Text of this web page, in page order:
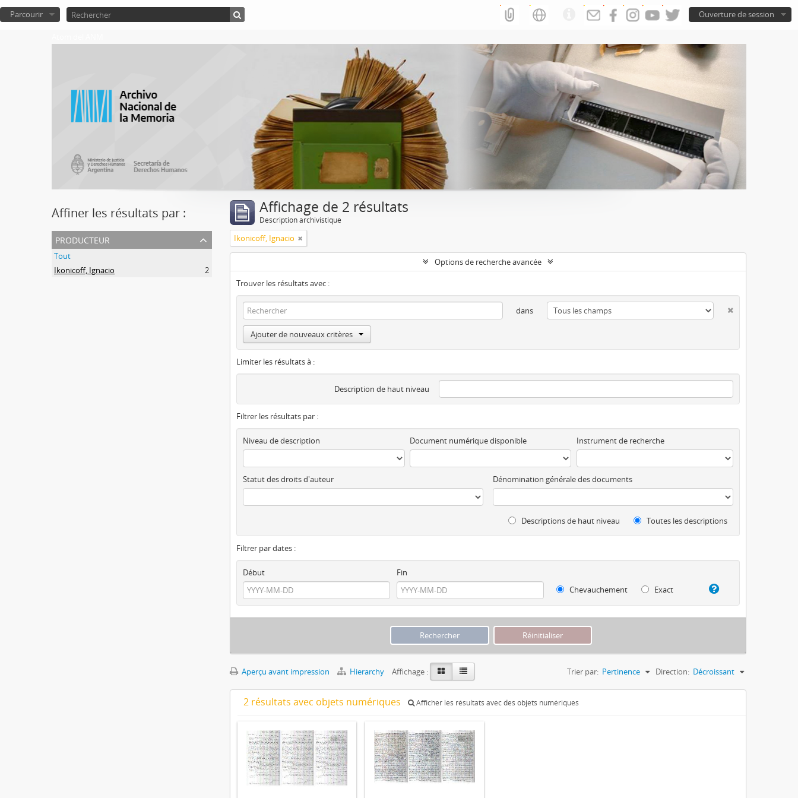
Ouverture de session
Parcourir
Affiner les résultats par :
producteur
Tout
Ikonicoff, Ignacio
2
Affichage de 2 résultats
Description archivistique
Ikonicoff, Ignacio
Options de recherche avancée
Trouver les résultats avec :
dans
Ajouter de nouveaux critères
Limiter les résultats à :
Description de haut niveau
Filtrer les résultats par :
Niveau de description Document numérique disponible Instrument de recherche
Statut des droits d'auteur Dénomination générale des documents
Descriptions de haut niveau Toutes les descriptions
Filtrer par dates :
Début
Fin
Chevauchement
Exact
Aperçu avant impression Hierarchy Affichage : Trier par: Pertinence Direction: Décroissant
2 résultats avec objets numériques Afficher les résultats avec des objets numériques